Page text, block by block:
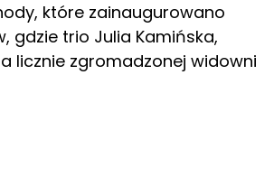
które zainaugurowano
gdzie trio Julia Kamińska,
licznie zgromadzonej widowni